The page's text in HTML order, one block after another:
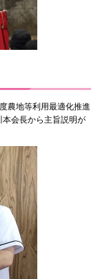
農地等利用最適化推進
会長から主旨説明が